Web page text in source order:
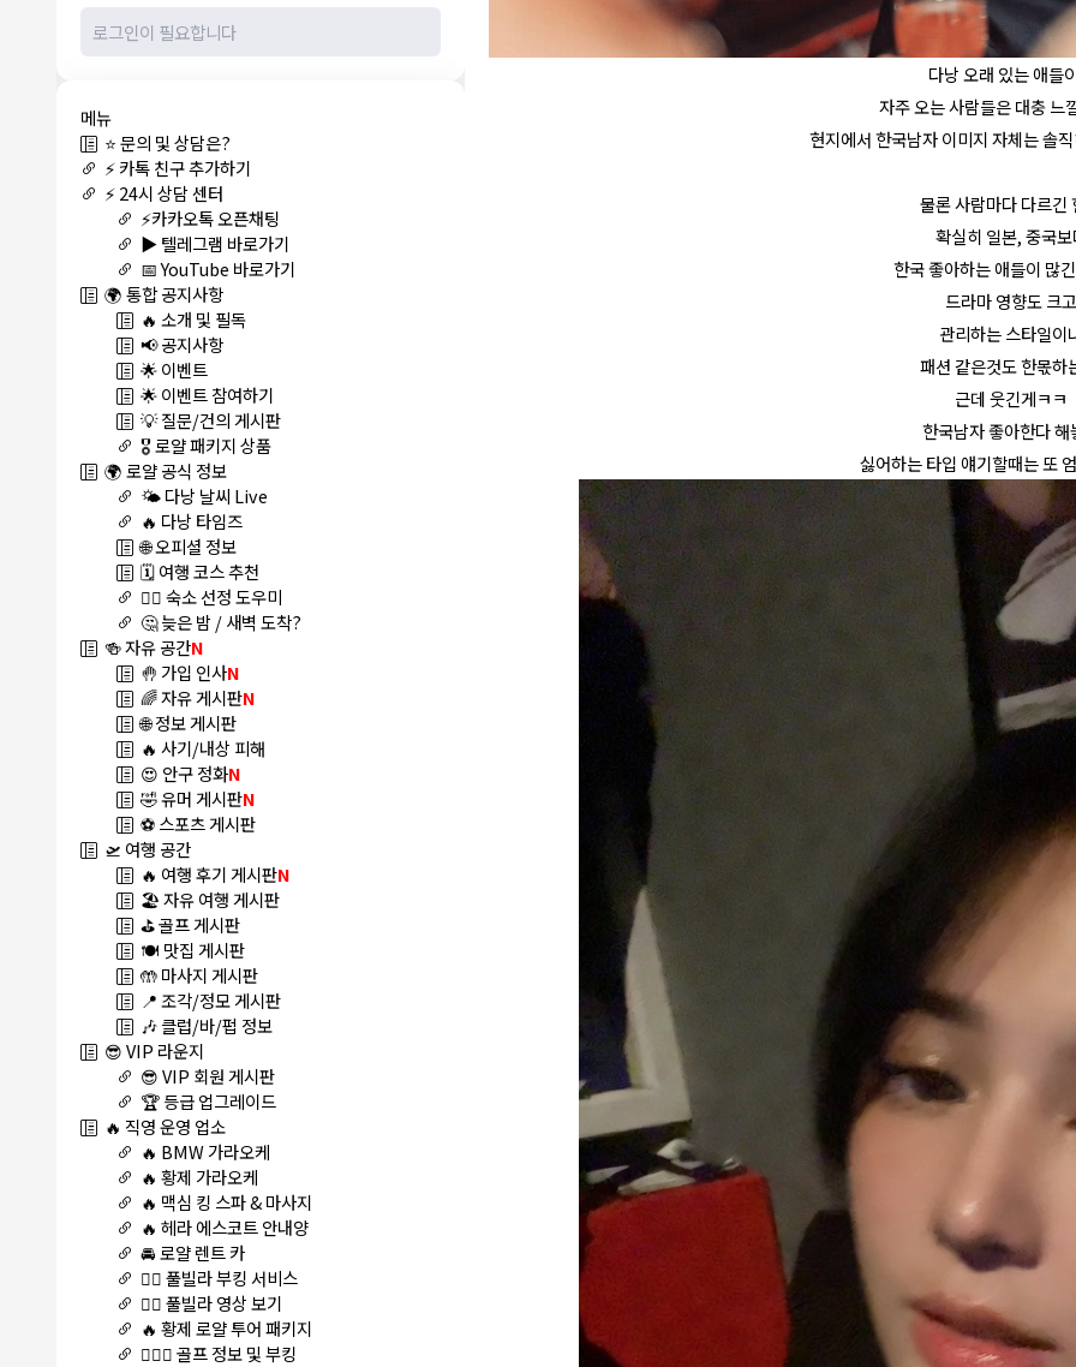
메뉴
⭐ 문의 및 상담은?
⚡ 카톡 친구 추가하기
⚡ 24시 상담 센터
⚡카카오톡 오픈채팅
▶️ 텔레그램 바로가기
📅 YouTube 바로가기
🌍 통합 공지사항
🔥 소개 및 필독
📢 공지사항
🌟 이벤트
🌟 이벤트 참여하기
💡 질문/건의 게시판
🎖️ 로얄 패키지 상품
🌍 로얄 공식 정보
🌤️ 다낭 날씨 Live
🔥 다낭 타임즈
🌐 오피셜 정보
🗓️ 여행 코스 추천
🏊‍♀️ 숙소 선정 도우미
🤔 늦은 밤 / 새벽 도착?
🍻 자유 공간N
🤚 가입 인사N
🌈 자유 게시판N
🌐 정보 게시판
🔥 사기/내상 피해
😍 안구 정화N
🤣 유머 게시판N
⚽ 스포츠 게시판
🛫 여행 공간
🔥 여행 후기 게시판N
🏖️ 자유 여행 게시판
⛳ 골프 게시판
🍽️ 맛집 게시판
🤲 마사지 게시판
📍 조각/정모 게시판
🎶 클럽/바/펍 정보
😎 VIP 라운지
😎 VIP 회원 게시판
🏆 등급 업그레이드
🔥 직영 운영 업소
🔥 BMW 가라오케
🔥 황제 가라오케
🔥 맥심 킹 스파 & 마사지
🔥 헤라 에스코트 안내양
🚘 로얄 렌트 카
🏊‍♀️ 풀빌라 부킹 서비스
🏊‍♀️ 풀빌라 영상 보기
🔥 황제 로얄 투어 패키지
🏌🏻‍♂️ 골프 정보 및 부킹
다낭 오래 있는 애들
자주 오는 사람들은 대충 느
현지에서 한국남자 이미지 자체는 솔
물론 사람마다 다르긴
확실히 일본, 중국
한국 좋아하는 애들이 많
드라마 영향도 크고
관리하는 스타일이
패션 같은것도 한몫하
근데 웃긴게ㅋㅋ
한국남자 좋아한다 해
싫어하는 타입 얘기할때는 또